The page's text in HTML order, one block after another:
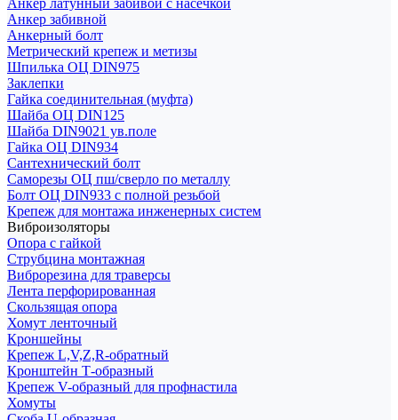
Анкер латунный забивой с насечкой
Анкер забивной
Анкерный болт
Метрический крепеж и метизы
Шпилька ОЦ DIN975
Заклепки
Гайка соединительная (муфта)
Шайба ОЦ DIN125
Шайба DIN9021 ув.поле
Гайка ОЦ DIN934
Сантехнический болт
Саморезы ОЦ пш/сверло по металлу
Болт ОЦ DIN933 с полной резьбой
Крепеж для монтажа инженерных систем
Виброизоляторы
Опора с гайкой
Струбцина монтажная
Виброрезина для траверсы
Лента перфорированная
Скользящая опора
Хомут ленточный
Кроншейны
Крепеж L,V,Z,R-обратный
Кронштейн Т-образный
Крепеж V-образный для профнастила
Хомуты